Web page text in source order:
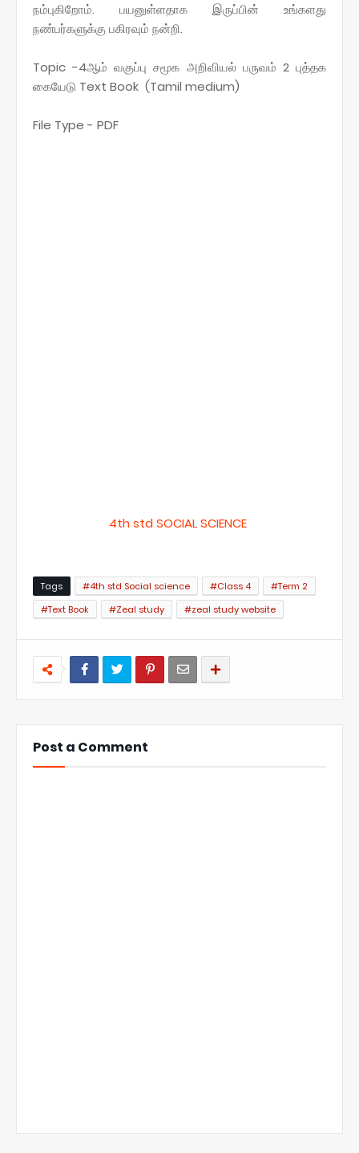
நம்புகிறோம். பயனுள்ளதாக இருப்பின் உங்களது
நண்பர்களுக்கு பகிரவும் நன்றி.
Topic -4ஆம் வகுப்பு சமூக அறிவியல் பருவம் 2 புத்தக
கையேடு Text Book (Tamil medium)
File Type - PDF
4th std SOCIAL SCIENCE
Tags #4th std Social science #Class 4
#Term 2
#Text Book
#Zeal study #zeal study website
Post a Comment